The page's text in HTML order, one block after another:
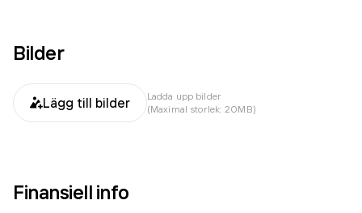
Bilder
Lägg till bilder
Ladda upp bilder
(Maximal storlek: 20MB)
Finansiell info